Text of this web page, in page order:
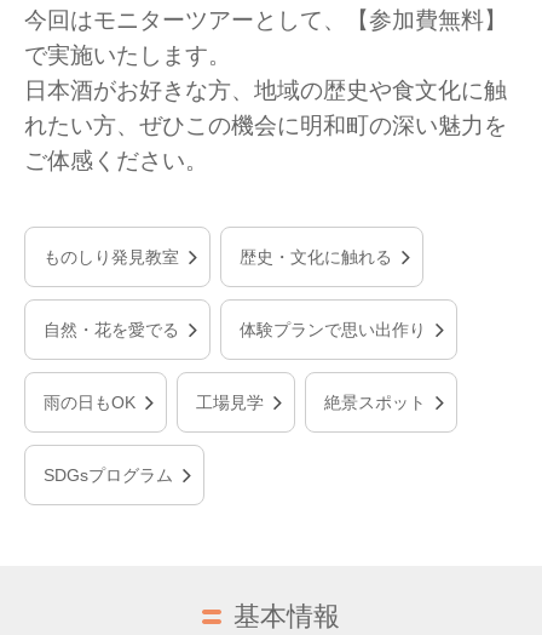
今回はモニターツアーとして、【参加費無料】
で実施いたします。
日本酒がお好きな方、地域の歴史や食文化に触
れたい方、ぜひこの機会に明和町の深い魅力を
ご体感ください。
ものしり発見教室 歴史・文化に触れる
自然・花を愛でる 体験プランで思い出作り
雨の日もOK 工場見学 絶景スポット
SDGsプログラム
基本情報